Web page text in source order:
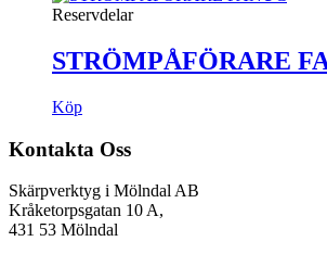
Reservdelar
STRÖMPÅFÖRARE
Köp
Kontakta Oss
Skärpverktyg i Mölndal AB
Kråketorpsgatan 10 A,
431 53 Mölndal